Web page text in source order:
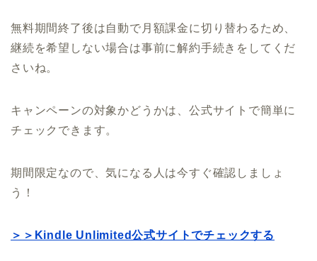
無料期間終了後は自動で月額課金に切り替わるため、
継続を希望しない場合は事前に解約手続きをしてくだ
さいね。
キャンペーンの対象かどうかは、公式サイトで簡単に
チェックできます。
期間限定なので、気になる人は今すぐ確認しましょ
う！
＞＞Kindle Unlimited公式サイトでチェックする